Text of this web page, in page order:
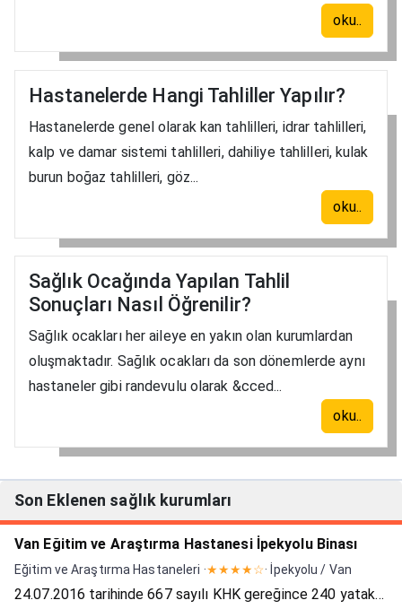
oku..
Hastanelerde Hangi Tahliller Yapılır?
Hastanelerde genel olarak kan tahlilleri, idrar tahlilleri,
kalp ve damar sistemi tahlilleri, dahiliye tahlilleri, kulak
burun boğaz tahlilleri, göz...
oku..
Sağlık Ocağında Yapılan Tahlil
Sonuçları Nasıl Öğrenilir?
Sağlık ocakları her aileye en yakın olan kurumlardan
oluşmaktadır. Sağlık ocakları da son dönemlerde aynı
hastaneler gibi randevulu olarak &cced...
oku..
Son Eklenen sağlık kurumları
Van Eğitim ve Araştırma Hastanesi İpekyolu Binası
Eğitim ve Araştırma Hastaneleri ·★★★★☆· İpekyolu / Van
24.07.2016 tarihinde 667 sayılı KHK gereğince 240 yataklı